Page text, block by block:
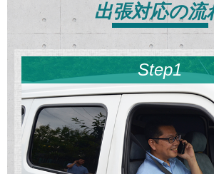
出張対応の流
Step1